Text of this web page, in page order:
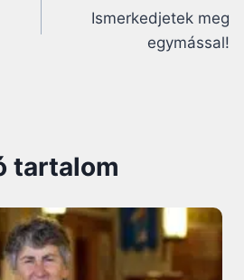
Ismerkedjetek meg
egymással!
tartalom